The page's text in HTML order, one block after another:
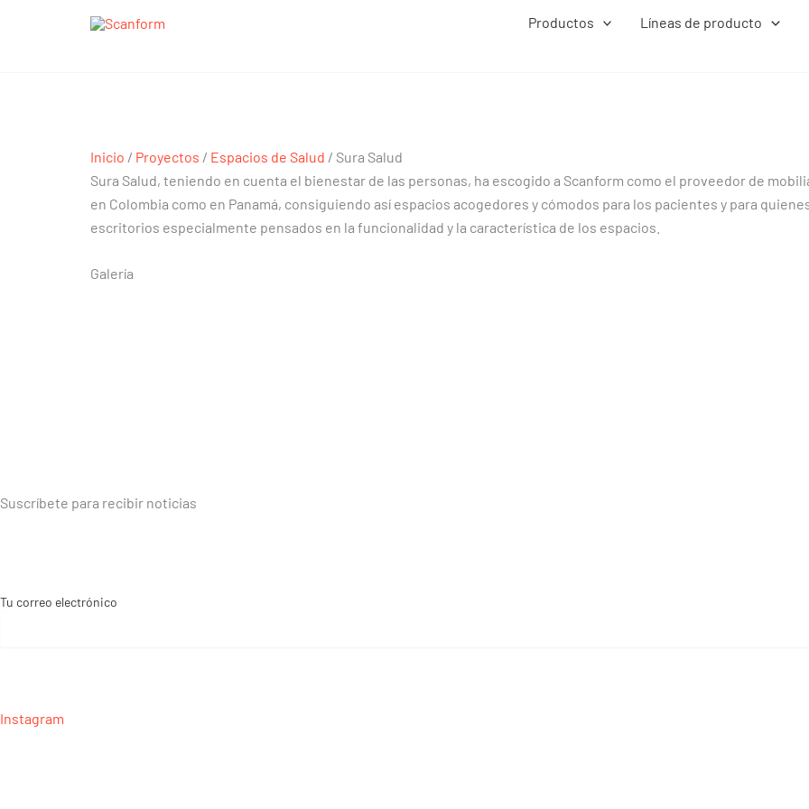
Productos Líneas de producto
Inicio / Proyectos / Espacios de Salud / Sura Salud
Sura Salud, teniendo en cuenta el bienestar de las personas, ha escogido a Scanform como el proveedor de
en Colombia como en Panamá, consiguiendo así espacios acogedores y cómodos para los pacientes y para
escritorios especialmente pensados en la funcionalidad y la característica de los espacios.
Galería
Suscríbete para recibir noticias
Tu correo electrónico
Instagram